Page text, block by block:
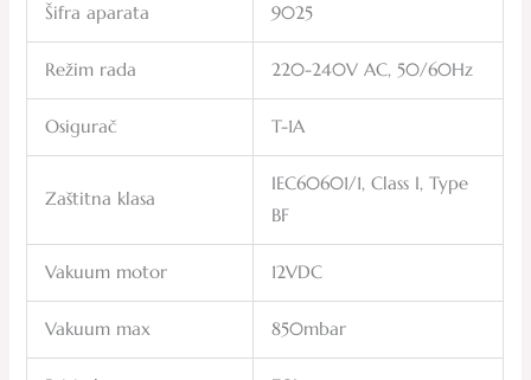
Šifra aparata 9025
Režim rada 220-240V AC, 50/60Hz
Osigurač T-1A
Zaštitna klasa
IEC60601/1, Class I, Type
BF
Vakuum motor 12VDC
Vakuum max 850mbar